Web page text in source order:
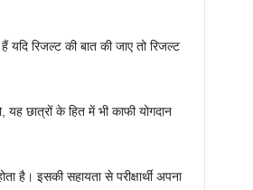
रिजल्ट की बात की जाए तो रिजल्ट
यह छात्रों के हित में भी काफी योगदान
है। इसकी सहायता से परीक्षार्थी अपना